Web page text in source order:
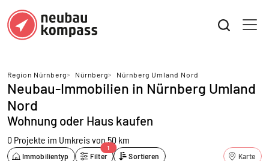
Region Nürnberg> Nürnberg> Nürnberg Umland Nord
Neubau-Immobilien in Nürnberg Umland
Nord
Wohnung oder Haus kaufen
0 Projekte im Umkreis von 50 km
Immobilientyp Filter
1
Sortieren Karte